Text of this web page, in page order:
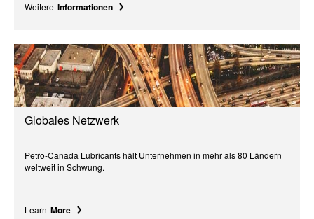
Weitere Informationen
Globales Netzwerk
Petro-Canada Lubricants hält Unternehmen in mehr als 80 Ländern
weltweit in Schwung.
Learn More